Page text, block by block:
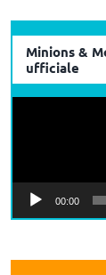
Minions &
ufficiale
00:00